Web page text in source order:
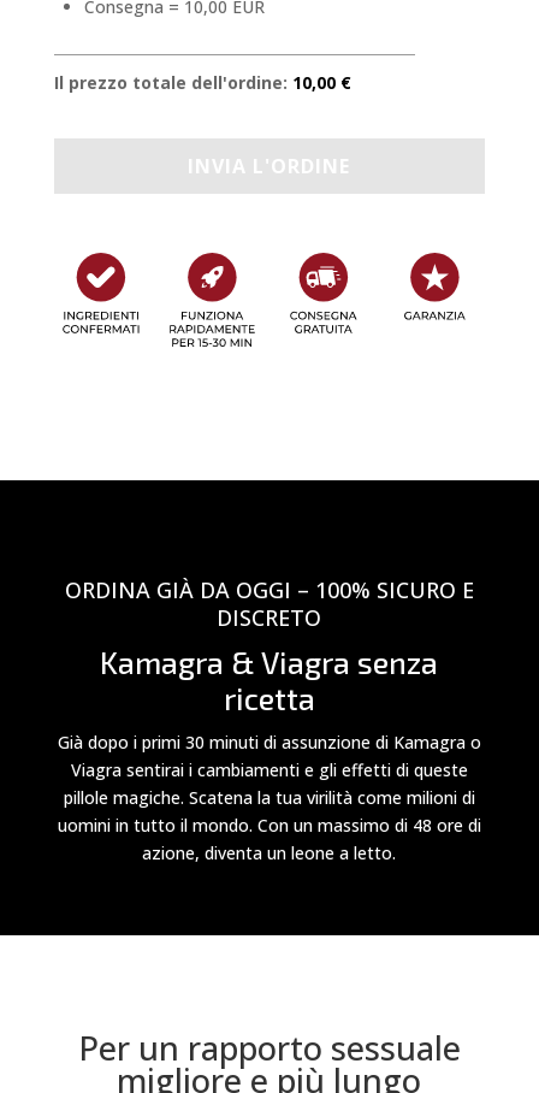
Consegna = 10,00 EUR
Il prezzo totale dell'ordine: 10,00 €
ORDINA GIÀ DA OGGI – 100% SICURO E
DISCRETO
Kamagra & Viagra senza
ricetta
Già dopo i primi 30 minuti di assunzione di Kamagra o
Viagra sentirai i cambiamenti e gli effetti di queste
pillole magiche. Scatena la tua virilità come milioni di
uomini in tutto il mondo. Con un massimo di 48 ore di
azione, diventa un leone a letto.
Per un rapporto sessuale
migliore e più lungo